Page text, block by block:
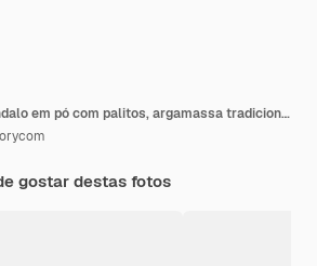
Chandan ou sândalo em pó com palitos, argamassa tradicional, perfume ou óleo em frasco miniatura e folhas verdes. Foco seletivo
gostar destas fotos